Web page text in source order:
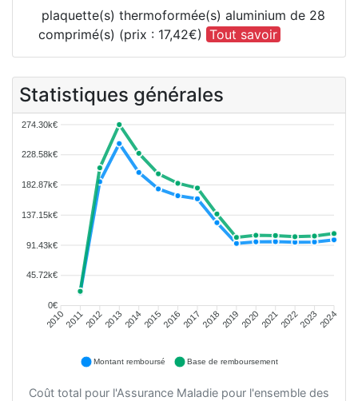
plaquette(s) thermoformée(s) aluminium de 28
comprimé(s) (prix : 17,42€) Tout savoir
Statistiques générales
274.30k€
228.58k€
182.87k€
137.15k€
91.43k€
45.72k€
0€
201020112012201320142015201620172018201920202021202220232024
Montant remboursé Base de remboursement
Coût total pour l'Assurance Maladie pour l'ensemble des